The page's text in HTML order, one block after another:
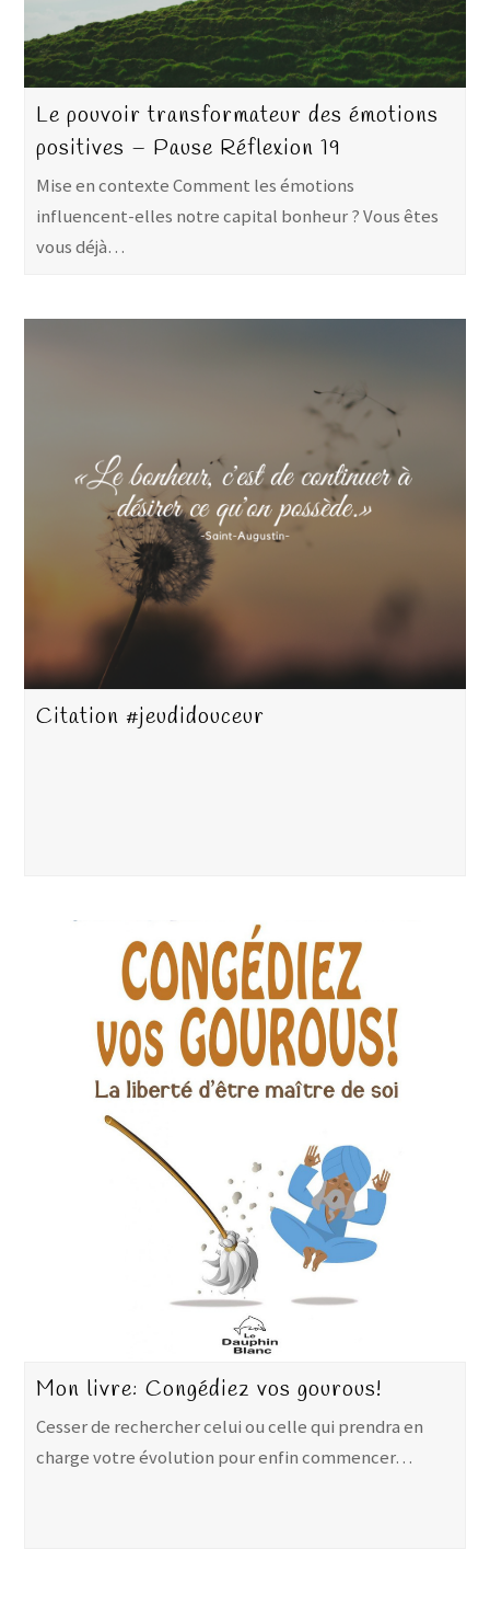
Le pouvoir transformateur des émotions
positives – Pause Réflexion 19
Mise en contexte Comment les émotions
influencent-elles notre capital bonheur ? Vous êtes
vous déjà…
Citation #jeudidouceur
Mon livre: Congédiez vos gourous!
Cesser de rechercher celui ou celle qui prendra en
charge votre évolution pour enfin commencer…